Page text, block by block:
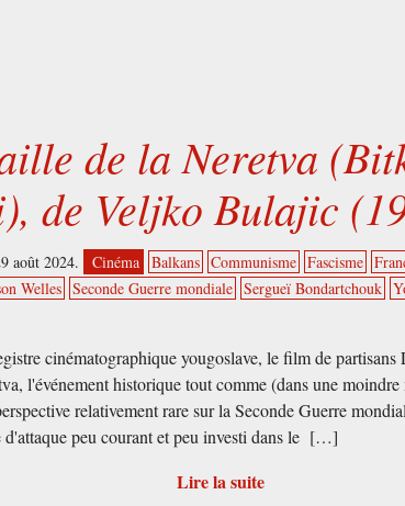
de la Neretva
de Veljko Bulajic
août 2024. Cinéma Balkans Communisme Fascisme
Welles Seconde Guerre mondiale Sergueï Bondartchouk
cinématographique yougoslave, le film de
l'événement historique tout comme (dans une
relativement rare sur la Seconde Guerre
d'attaque peu courant et peu investi dans le […]
Lire la suite